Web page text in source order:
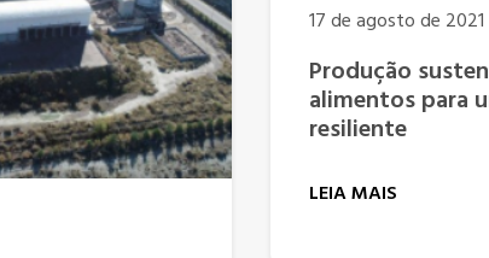
17 de agosto de 2021
Produção
alimentos para
resiliente
LEIA MAIS